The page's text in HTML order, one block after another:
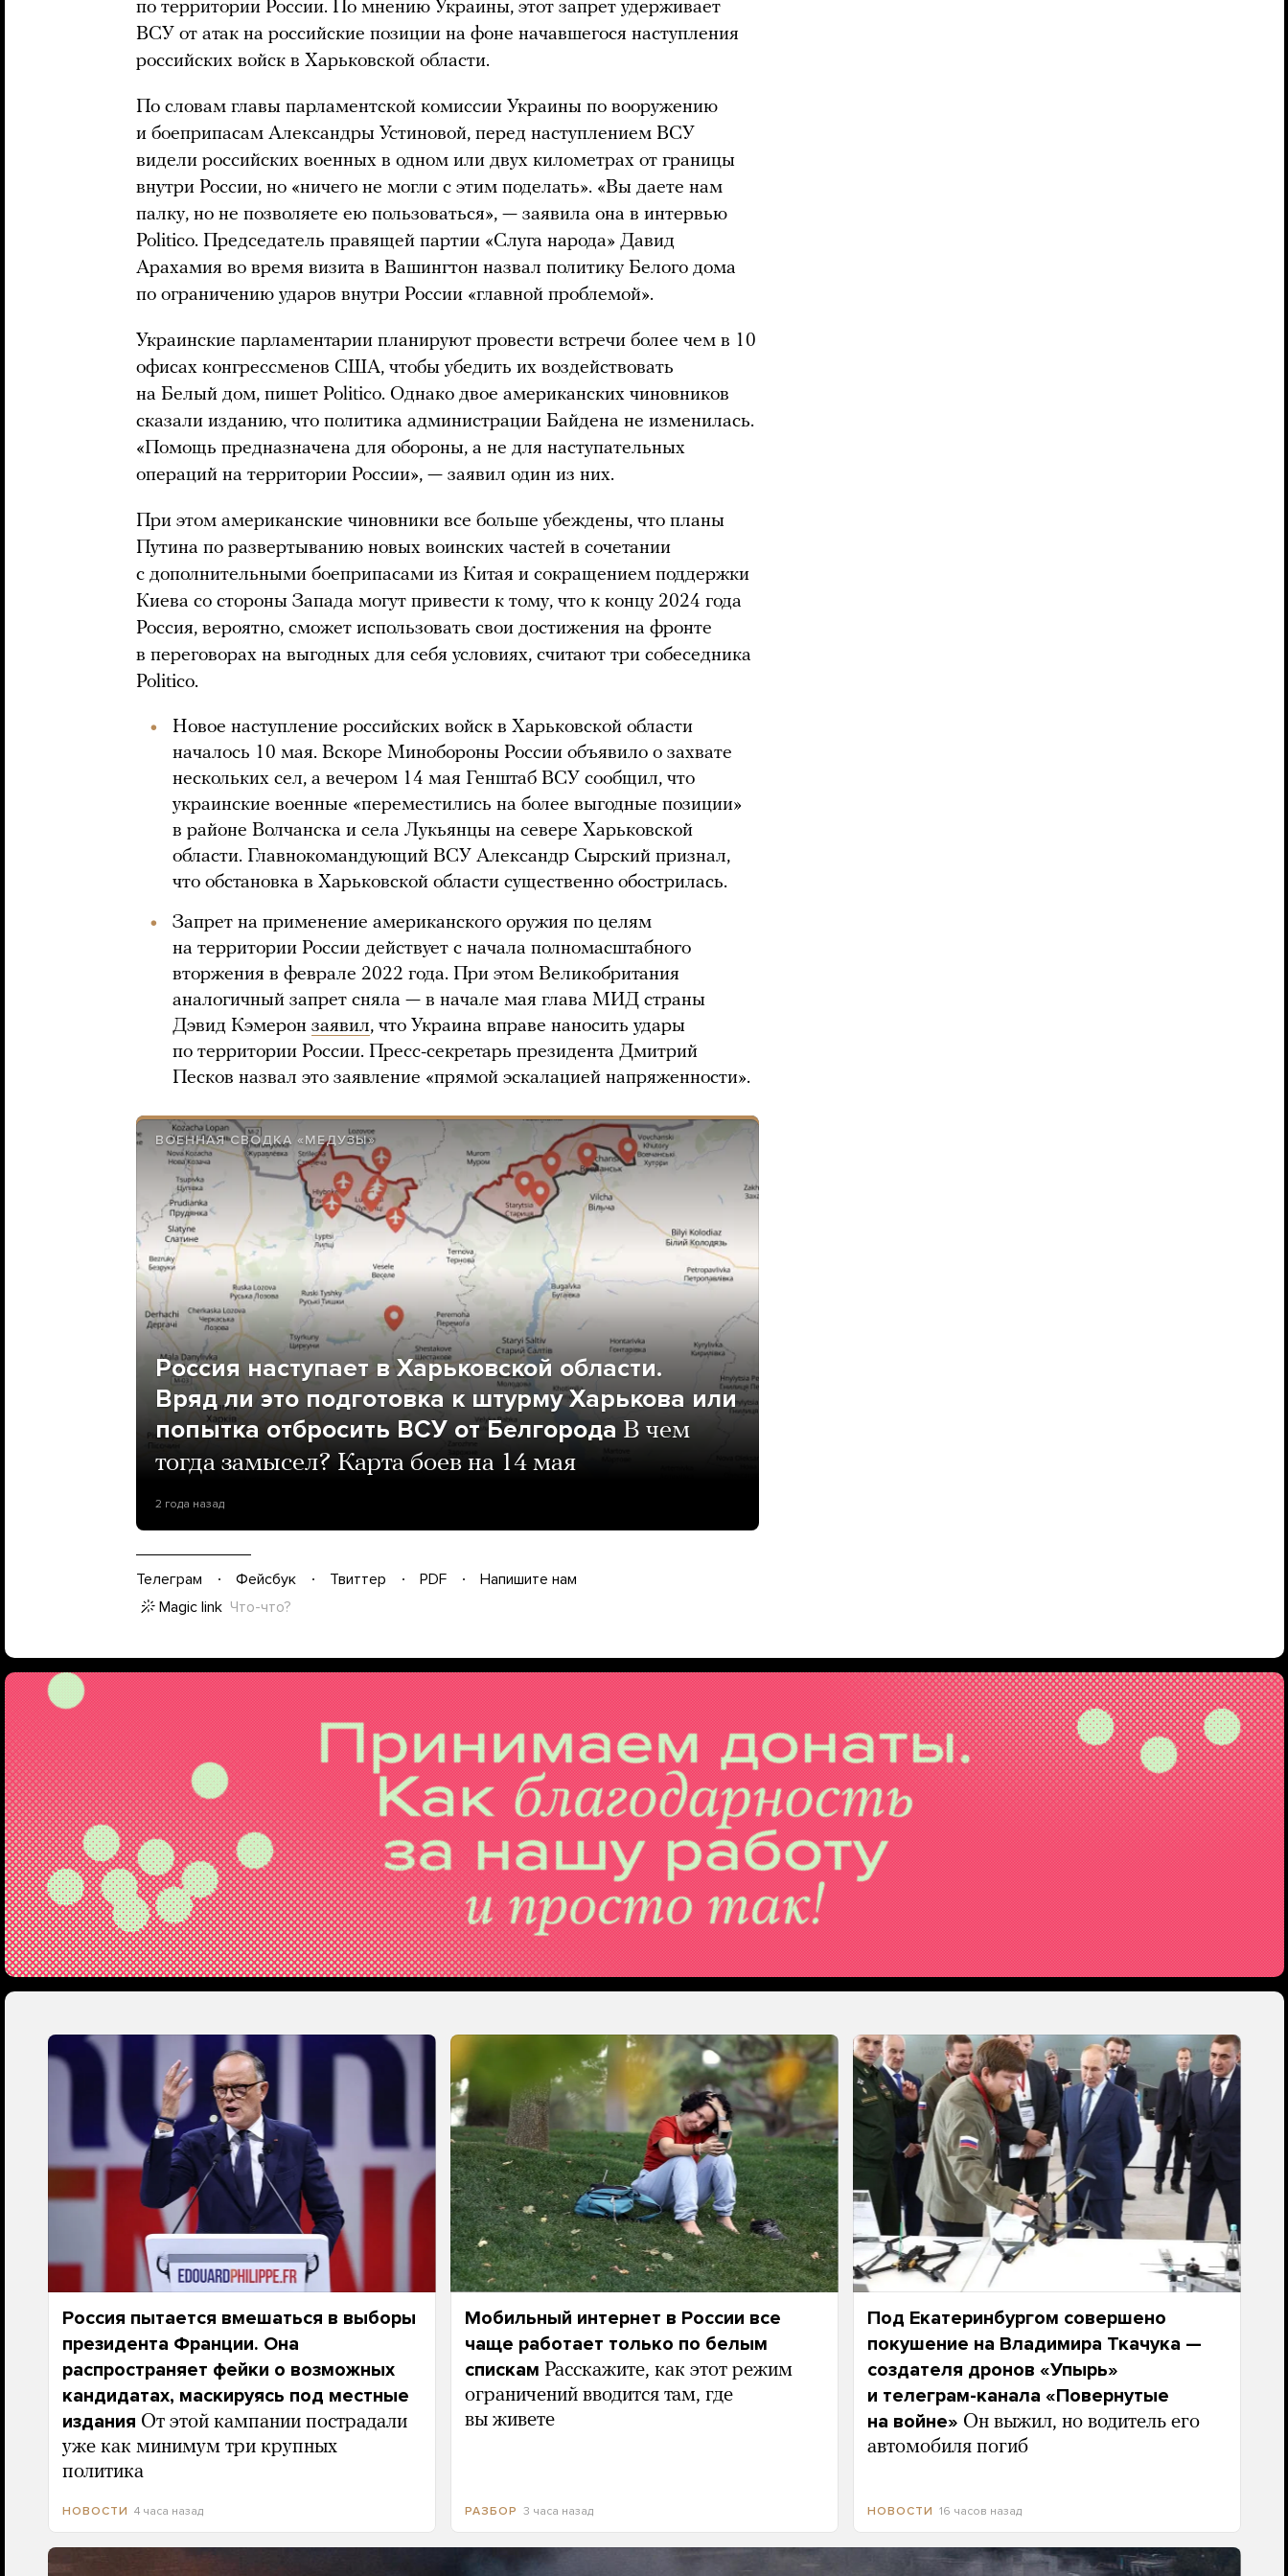
по территории России. По мнению Украины, этот запрет удерживает
ВСУ от атак на российские позиции на фоне начавшегося наступления
российских войск в Харьковской области.
По словам главы парламентской комиссии Украины по вооружению
и боеприпасам Александры Устиновой, перед наступлением ВСУ
видели российских военных в одном или двух километрах от границы
внутри России, но «ничего не могли с этим поделать». «Вы даете нам
палку, но не позволяете ею пользоваться», — заявила она в интервью
Politico. Председатель правящей партии «Слуга народа» Давид
Арахамия во время визита в Вашингтон назвал политику Белого дома
по ограничению ударов внутри России «главной проблемой».
Украинские парламентарии планируют провести встречи более чем в 10
офисах конгрессменов США, чтобы убедить их воздействовать
на Белый дом, пишет Politico. Однако двое американских чиновников
сказали изданию, что политика администрации Байдена не изменилась.
«Помощь предназначена для обороны, а не для наступательных
операций на территории России», — заявил один из них.
При этом американские чиновники все больше убеждены, что планы
Путина по развертыванию новых воинских частей в сочетании
с дополнительными боеприпасами из Китая и сокращением поддержки
Киева со стороны Запада могут привести к тому, что к концу 2024 года
Россия, вероятно, сможет использовать свои достижения на фронте
в переговорах на выгодных для себя условиях, считают три собеседника
Politico.
Новое наступление российских войск в Харьковской области
началось 10 мая. Вскоре Минобороны России объявило о захвате
нескольких сел, а вечером 14 мая Генштаб ВСУ сообщил, что
украинские военные «переместились на более выгодные позиции»
в районе Волчанска и села Лукьянцы на севере Харьковской
области. Главнокомандующий ВСУ Александр Сырский признал,
что обстановка в Харьковской области существенно обострилась.
Запрет на применение американского оружия по целям
на территории России действует с начала полномасштабного
вторжения в феврале 2022 года. При этом Великобритания
аналогичный запрет сняла — в начале мая глава МИД страны
Дэвид Кэмерон заявил, что Украина вправе наносить удары
по территории России. Пресс-секретарь президента Дмитрий
Песков назвал это заявление «прямой эскалацией напряженности».
ВОЕННАЯ СВОДКА «МЕДУЗЫ»
Россия наступает в Харьковской области.
Вряд ли это подготовка к штурму Харькова или
попытка отбросить ВСУ от Белгорода В чем
тогда замысел? Карта боев на 14 мая
2 года назад
Телеграм Фейсбук Твиттер PDF
Напишите нам
Magic link Что-что?
Россия пытается вмешаться в выборы
президента Франции. Она
распространяет фейки о возможных
кандидатах, маскируясь под местные
издания От этой кампании пострадали
уже как минимум три крупных
политика
НОВОСТИ 4 часа назад
Мобильный интернет в России все
чаще работает только по белым
спискам Расскажите, как этот режим
ограничений вводится там, где
вы живете
РАЗБОР 3 часа назад
Под Екатеринбургом совершено
покушение на Владимира Ткачука —
создателя дронов «Упырь»
и телеграм-канала «Повернутые
на войне» Он выжил, но водитель его
автомобиля погиб
НОВОСТИ 16 часов назад